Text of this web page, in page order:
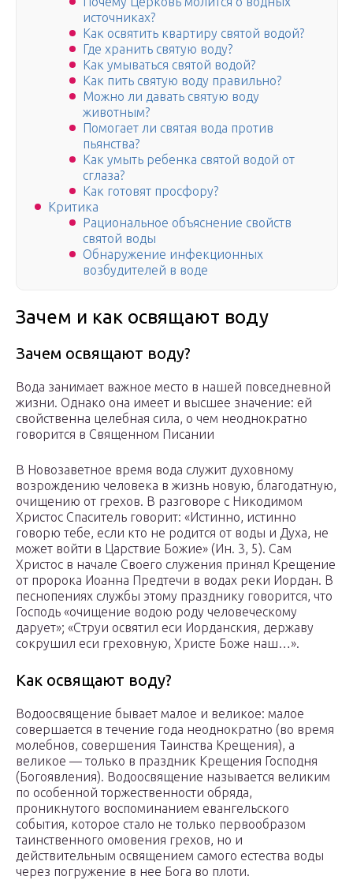
источниках?
Как освятить квартиру святой водой?
Где хранить святую воду?
Как умываться святой водой?
Как пить святую воду правильно?
Можно ли давать святую воду
животным?
Помогает ли святая вода против
пьянства?
Как умыть ребенка святой водой от
сглаза?
Как готовят просфору?
Критика
Рациональное объяснение свойств
святой воды
Обнаружение инфекционных
возбудителей в воде
Зачем и как освящают воду
Зачем освящают воду?
Вода занимает важное место в нашей повседневной
жизни. Однако она имеет и высшее значение: ей
свойственна целебная сила, о чем неоднократно
говорится в Священном Писании
В Новозаветное время вода служит духовному
возрождению человека в жизнь новую, благодатную,
очищению от грехов. В разговоре с Никодимом
Христос Спаситель говорит: «Истинно, истинно
говорю тебе, если кто не родится от воды и Духа, не
может войти в Царствие Божие» (Ин. 3, 5). Сам
Христос в начале Своего служения принял Крещение
от пророка Иоанна Предтечи в водах реки Иордан. В
песнопениях службы этому празднику говорится, что
Господь «очищение водою роду человеческому
дарует»; «Струи освятил еси Иорданския, державу
сокрушил еси греховную, Христе Боже наш…».
Как освящают воду?
Водоосвящение бывает малое и великое: малое
совершается в течение года неоднократно (во время
молебнов, совершения Таинства Крещения), а
великое — только в праздник Крещения Господня
(Богоявления). Водоосвящение называется великим
по особенной торжественности обряда,
проникнутого воспоминанием евангельского
события, которое стало не только первообразом
таинственного омовения грехов, но и
действительным освящением самого естества воды
через погружение в нее Бога во плоти.